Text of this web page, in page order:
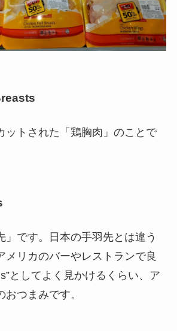
ットされた「鶏胸肉」のことで
」です。日本の手羽先とは違う
メリカのバーやレストランで良
としてよく見かけるくらい、ア
おつまみです。